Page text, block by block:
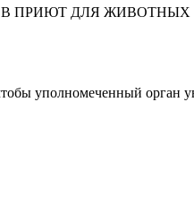
В ПРИЮТ ДЛЯ
уполномеченный орган